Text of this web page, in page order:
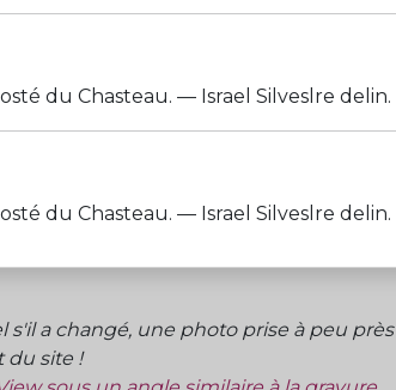
du Chasteau. — Israel Silveslre
du Chasteau. — Israel Silveslre
a changé, une photo prise à peu
du site !